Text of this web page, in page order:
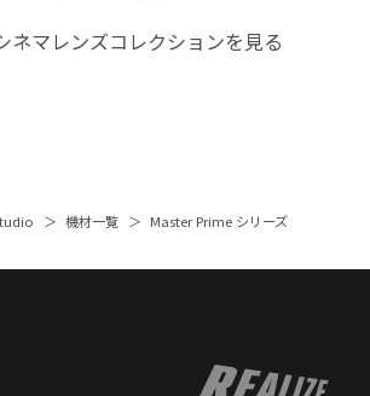
ネマレンズコレクションを見る
機材一覧 Master Prime シリーズ